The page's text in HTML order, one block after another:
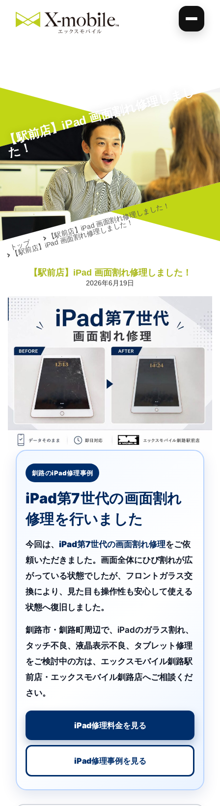
【
駅
前
店
】i
P
a
d
画
面
割
れ
修
理
し
ま
し
た
！
トップ
【駅前店】iPad 画面割れ修理しました！
【駅前店】iPad 画面割れ修理しました！
【駅前店】iPad 画面割れ修理しました！
2026年6月19日
釧路のiPad修理事例
iPad第7世代の画面割れ
修理を行いました
今回は、 iPad第7世代の画面割れ修理をご依
頼いただきました。画面全体にひび割れが広
がっている状態でしたが、フロントガラス交
換により、見た目も操作性も安心して使える
状態へ復旧しました。
釧路市・釧路町周辺で、iPadのガラス割れ、
タッチ不良、液晶表示不良、タブレット修理
をご検討中の方は、エックスモバイル釧路駅
前店・エックスモバイル釧路店へご相談くだ
さい。
iPad修理料金を見る
iPad修理事例を見る